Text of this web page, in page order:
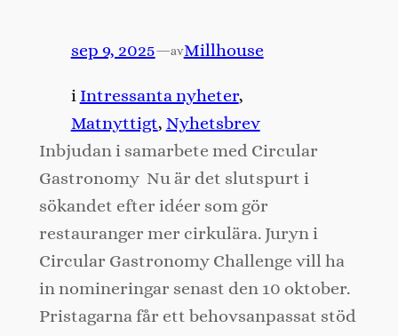
sep 9, 2025—avMillhouse
i Intressanta nyheter
Matnyttigt, Nyhetsbrev
Inbjudan i samarbete med Circular
Gastronomy Nu är det slutspurt i
sökandet efter idéer som gör
restauranger mer cirkulära. Juryn i
Circular Gastronomy Challenge vill ha
in nomineringar senast den 10 oktober.
Pristagarna får ett behovsanpassat stöd